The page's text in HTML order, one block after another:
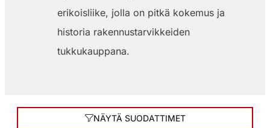
erikoisliike, jolla on pitkä kokemus ja
historia rakennustarvikkeiden
tukkukauppana.
NÄYTÄ SUODATTIMET